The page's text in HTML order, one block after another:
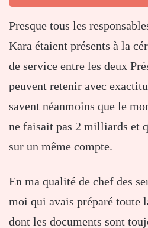
Presque tous les
Kara étaient présents à la
de service entre les deux
peuvent retenir avec
savent néanmoins que le
ne faisait pas 2 milliards et
sur un même compte.
En ma qualité de chef des
moi qui avais préparé toute
dont les documents sont